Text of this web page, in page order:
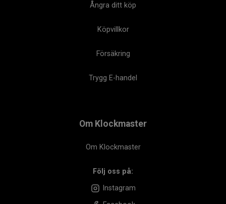
Ångra ditt köp
Köpvillkor
Försäkring
Trygg E-handel
Om Klockmaster
Om Klockmaster
Följ oss på:
Instagram